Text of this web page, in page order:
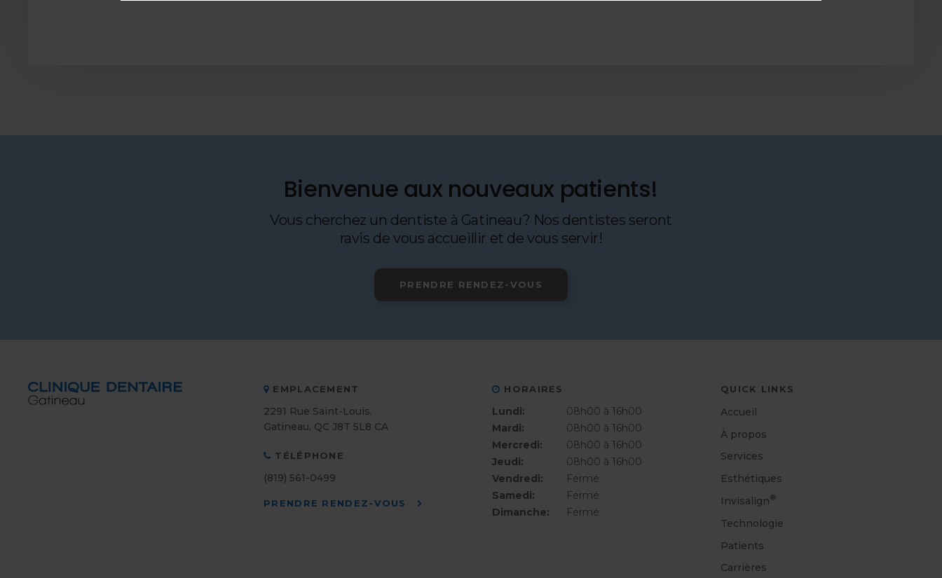
Bienvenue aux nouveaux patients!
Vous cherchez un dentiste à Gatineau? Nos dentistes seront
ravis de vous accueillir et de vous servir!
PRENDRE RENDEZ-VOUS
EMPLACEMENT
2291 Rue Saint-Louis
Gatineau QC J8T 5L8 CA
TÉLÉPHONE
(819) 561-0499
PRENDRE RENDEZ-VOUS
HORAIRES
Lundi:
08h00 à 16h00
Mardi:
08h00 à 16h00
Mercredi:
08h00 à 16h00
Jeudi:
08h00 à 16h00
Vendredi:
Fermé
Samedi:
Fermé
Dimanche:
Fermé
QUICK LINKS
Accueil
À propos
Services
Esthétiques
Invisalign®
Technologie
Patients
Carrières